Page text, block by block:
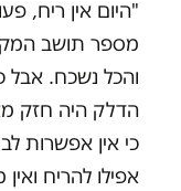
"היום אין ריח,
מספר תושב
והכל נשכח.
הדלק היה חזק
כי אין אפשרות
אפילו להריח